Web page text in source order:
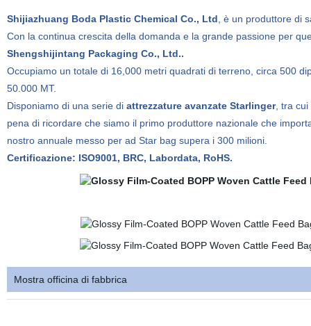
Shijiazhuang Boda Plastic Chemical Co., Ltd , è un produttore di
Con la continua crescita della domanda e la grande passione per
Shengshijintang Packaging Co., Ltd..
Occupiamo un totale di 16,000 metri quadrati di terreno, circa 500
50.000 MT.
Disponiamo di una serie diattrezzature avanzate Starlinger, tra cui
pena di ricordare che siamo il primo produttore nazionale che
nostro annuale messo per ad Star bag supera i 300 milioni.
Certificazione: ISO9001, BRC, Labordata, RoHS.
Mostra officina di fabbrica